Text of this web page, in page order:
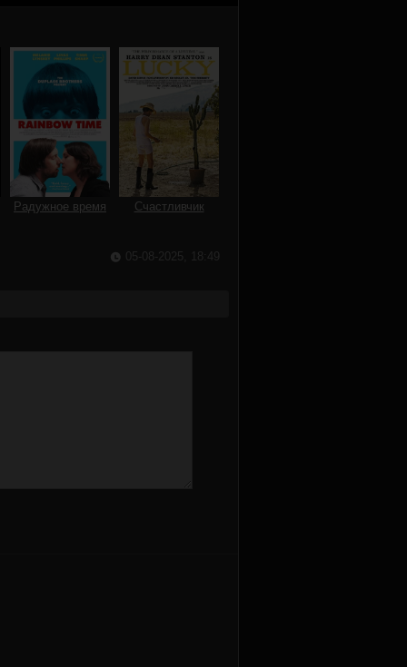
Радужное время Счастливчик
05-08-2025, 18:49